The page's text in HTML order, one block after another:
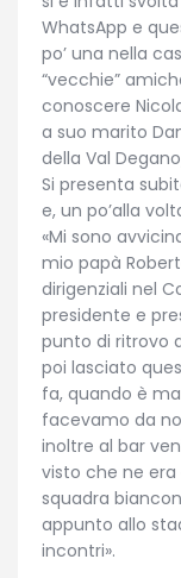
WhatsApp e
po’ una nella
“vecchie”
conoscere
a suo marito
della Val Degano
Si presenta
e, un po’alla
«Mi sono
mio papà
dirigenziali nel
presidente e
punto di ritrovo
poi lasciato
fa, quando è
facevamo da
inoltre al bar
visto che ne
squadra
appunto allo
incontri».